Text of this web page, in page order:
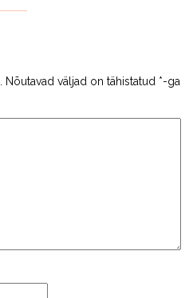
Nõutavad väljad on tähistatud *-ga